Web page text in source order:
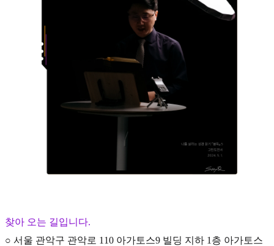
찾아 오는 길입니다.
○ 서울 관악구 관악로 110 아가토스9 빌딩 지하 1층 아가토스